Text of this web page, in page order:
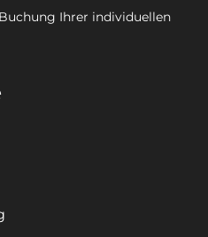
Ihrer individuellen